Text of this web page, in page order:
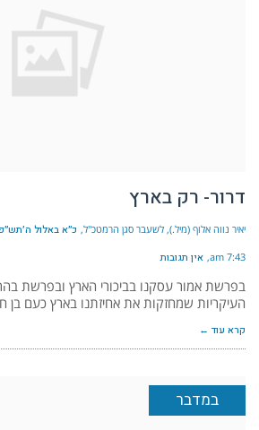
דרור- רק בארץ
יאיר נווה אלוף (מיל.), לשעבר סגן הרמטכ"ל כ״א באלול ה׳תש״פ
7:43 am אין תגובות
בפרשת אמור עסקנו בביכורי הארץ ובפרשת
העיקריות שמחזקות את אחיזתנו בארץ כעם בן
קרא עוד ←
במדבר